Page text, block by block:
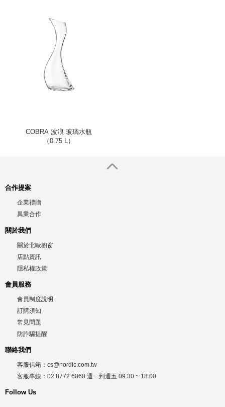
COBRA 波浪 玻璃水瓶
（0.75 L）
合作提案
企業禮贈
異業合作
關於我們
關於北歐櫥窗
店點資訊
隱私權政策
會員服務
會員制度說明
訂購須知
常見問題
防詐騙提醒
聯絡我們
客服信箱： cs@nordic.com.tw
客服專線： 02 8772 6060 週一到週五 09:30 ~ 18:00
Follow Us